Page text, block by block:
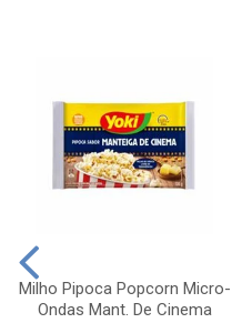
Milho Pipoca Popcorn Micro-
Ondas Mant. De Cinema